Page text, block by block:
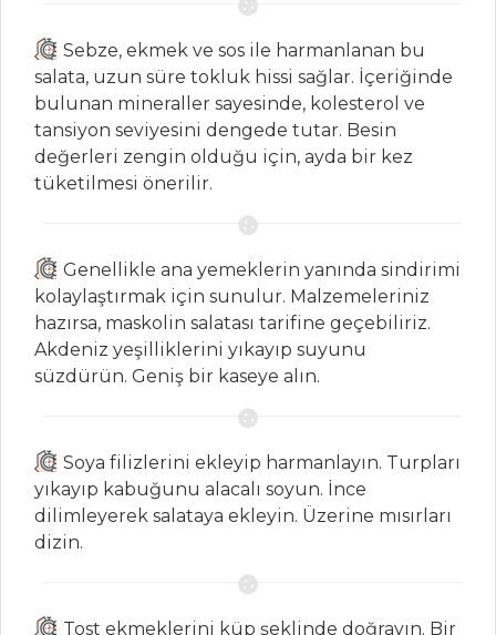
Naneli Limon
Şerbeti
İçecekler Tüm
Tarifleri
Tavuk Etli Ve
Mantarlı Pilav
FAS PİLAVI
Bezelyeli ve
Pilav ve Makarna
Tüm Tarifleri
Sebze, ekmek ve sos ile harmanlanan bu
salata, uzun süre tokluk hissi sağlar. İçeriğinde
bulunan mineraller sayesinde, kolesterol ve
tansiyon seviyesini dengede tutar. Besin
değerleri zengin olduğu için, ayda bir kez
tüketilmesi önerilir.
Genellikle ana yemeklerin yanında sindirimi
kolaylaştırmak için sunulur. Malzemeleriniz
hazırsa, maskolin salatası tarifine geçebiliriz.
Akdeniz yeşilliklerini yıkayıp suyunu
süzdürün. Geniş bir kaseye alın.
Soya filizlerini ekleyip harmanlayın. Turpları
yıkayıp kabuğunu alacalı soyun. İnce
dilimleyerek salataya ekleyin. Üzerine mısırları
dizin.
Tost ekmeklerini küp şeklinde doğrayın. Bir